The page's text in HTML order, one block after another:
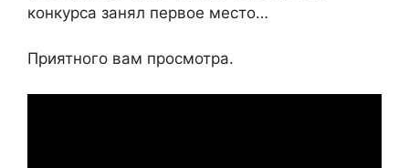
конкурса занял первое место…
Приятного вам просмотра.